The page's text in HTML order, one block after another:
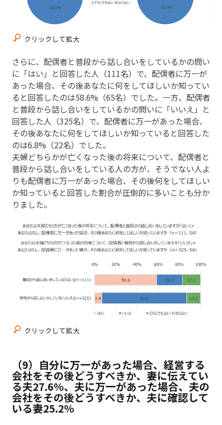
クリックして拡大
さらに、配偶者と普段から話し合いをしているかの問い
に「はい」と回答した人（111名）で、配偶者に万一が
あった場合、その後あなたに何をしてほしいか知ってい
ると回答したのは58.6%（65名）でした。一方、配偶者
と普段から話し合いをしているかの問いに「いいえ」と
回答した人（325名）で、配偶者に万一があった場合、
その後あなたに何をしてほしいか知っていると回答した
のは6.8%（22名）でした。
夫婦どちらかが亡くなった後の将来について、配偶者と
普段から話し合いをしている人の方が、そうでない人よ
りも配偶者に万一があった場合、その後何をしてほしい
か知っていると回答した割合が圧倒的に多いことも分か
りました。
クリックして拡大
（9）自分に万一があった場合、経営する
会社をその後どうすべきか、妻に伝えてい
る夫27.6%、夫に万一があった場合、夫の
会社をその後どうすべきか、夫に確認して
いる妻25.2%